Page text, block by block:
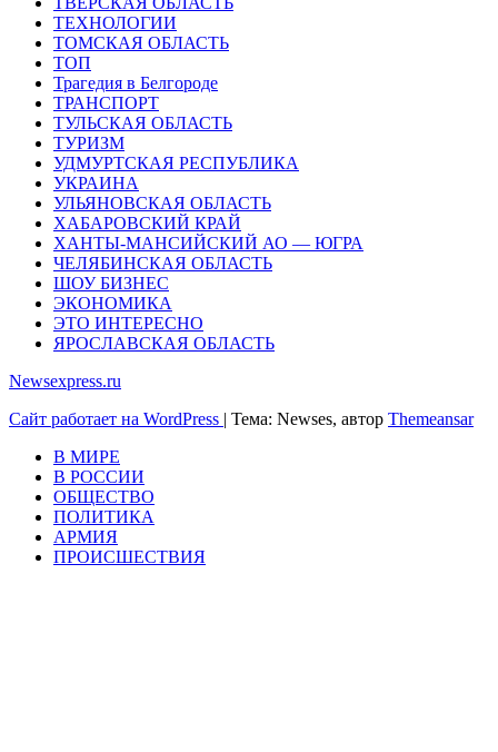
ТЕХНОЛОГИИ
ТОМСКАЯ ОБЛАСТЬ
ТОП
Трагедия в Белгороде
ТРАНСПОРТ
ТУЛЬСКАЯ ОБЛАСТЬ
ТУРИЗМ
УДМУРТСКАЯ РЕСПУБЛИКА
УКРАИНА
УЛЬЯНОВСКАЯ ОБЛАСТЬ
ХАБАРОВСКИЙ КРАЙ
ХАНТЫ-МАНСИЙСКИЙ АО — ЮГРА
ЧЕЛЯБИНСКАЯ ОБЛАСТЬ
ШОУ БИЗНЕС
ЭКОНОМИКА
ЭТО ИНТЕРЕСНО
ЯРОСЛАВСКАЯ ОБЛАСТЬ
Newsexpress.ru
Сайт работает на WordPress | Тема: Newses, автор Themeansar
В МИРЕ
В РОССИИ
ОБЩЕСТВО
ПОЛИТИКА
АРМИЯ
ПРОИСШЕСТВИЯ